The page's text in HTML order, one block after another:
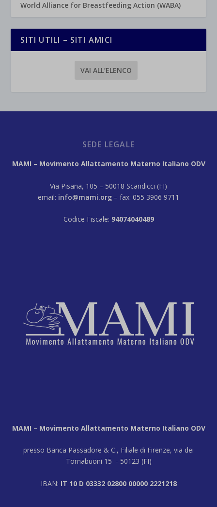
World Alliance for Breastfeeding Action (WABA)
SITI UTILI – SITI AMICI
VAI ALL’ELENCO
SEDE LEGALE
MAMI – Movimento Allattamento Materno Italiano ODV
Via Pisana, 105 – 50018 Scandicci (FI)
email: info@mami.org – fax: 055 3906 9711
Codice Fiscale: 94074040489
MAMI – Movimento Allattamento Materno Italiano ODV
presso Banca Passadore & C., Filiale di Firenze, via dei
Tornabuoni 15 - 50123 (FI)
IBAN: IT 10 D 03332 02800 00000 2221218